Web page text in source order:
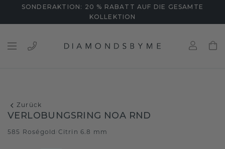
SONDERAKTION: 20 % RABATT AUF DIE GESAMTE
KOLLEKTION
Zurück
VERLOBUNGSRING NOA RND
585 Roségold Citrin 6.8 mm